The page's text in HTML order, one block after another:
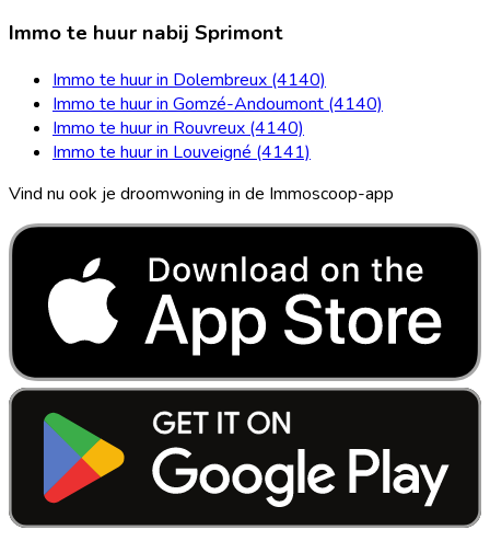
Immo te huur nabij Sprimont
Immo te huur in Dolembreux (4140)
Immo te huur in Gomzé-Andoumont (4140)
Immo te huur in Rouvreux (4140)
Immo te huur in Louveigné (4141)
Vind nu ook je droomwoning in de Immoscoop-app